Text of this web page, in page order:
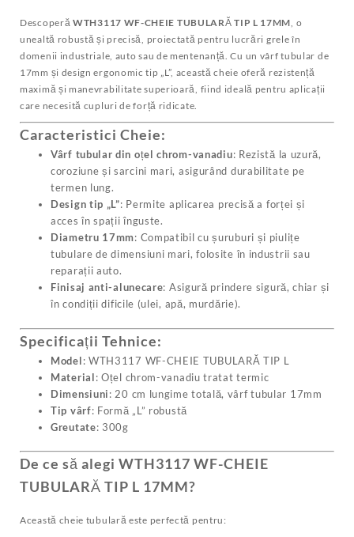
Descoperă WTH3117 WF-CHEIE TUBULARĂ TIP L 17MM, o
unealtă robustă și precisă, proiectată pentru lucrări grele în
domenii industriale, auto sau de mentenanță. Cu un vârf tubular de
17mm și design ergonomic tip „L”, această cheie oferă rezistență
maximă și manevrabilitate superioară, fiind ideală pentru aplicații
care necesită cupluri de forță ridicate.
Caracteristici Cheie:
Vârf tubular din oțel chrom-vanadiu: Rezistă la uzură,
coroziune și sarcini mari, asigurând durabilitate pe
termen lung.
Design tip „L”: Permite aplicarea precisă a forței și
acces în spații înguste.
Diametru 17mm: Compatibil cu șuruburi și piulițe
tubulare de dimensiuni mari, folosite în industrii sau
reparații auto.
Finisaj anti-alunecare: Asigură prindere sigură, chiar și
în condiții dificile (ulei, apă, murdărie).
Specificații Tehnice:
Model: WTH3117 WF-CHEIE TUBULARĂ TIP L
Material: Oțel chrom-vanadiu tratat termic
Dimensiuni: 20 cm lungime totală, vârf tubular 17mm
Tip vârf: Formă „L” robustă
Greutate: 300g
De ce să alegi WTH3117 WF-CHEIE
TUBULARĂ TIP L 17MM?
Această cheie tubulară este perfectă pentru: